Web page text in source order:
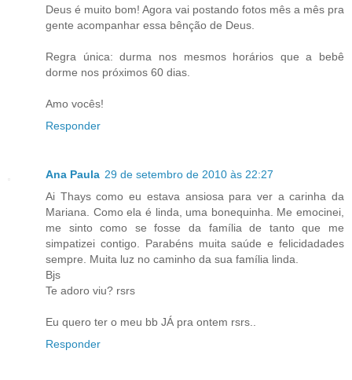
Deus é muito bom! Agora vai postando fotos mês a mês pra
gente acompanhar essa bênção de Deus.
Regra única: durma nos mesmos horários que a bebê
dorme nos próximos 60 dias.
Amo vocês!
Responder
Ana Paula 29 de setembro de 2010 às 22:27
Ai Thays como eu estava ansiosa para ver a carinha da
Mariana. Como ela é linda, uma bonequinha. Me emocinei,
me sinto como se fosse da família de tanto que me
simpatizei contigo. Parabéns muita saúde e felicidadades
sempre. Muita luz no caminho da sua família linda.
Bjs
Te adoro viu? rsrs
Eu quero ter o meu bb JÁ pra ontem rsrs..
Responder